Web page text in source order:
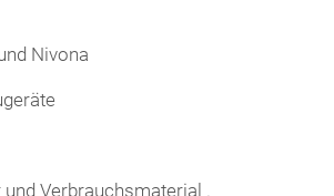
Nivona
Verbrauchsmaterial .